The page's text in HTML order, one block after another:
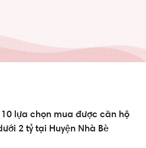
lựa chọn mua được căn hộ
2 tỷ tại Huyện Nhà Bè